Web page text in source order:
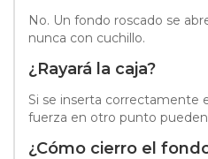
No. Un fondo roscado se
nunca con cuchillo.
¿Rayará la caja?
Si se inserta correctamente
fuerza en otro punto
¿Cómo cierro el